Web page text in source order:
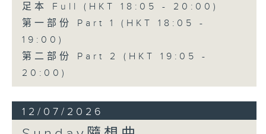
足本 Full (HKT 18:05 - 20:00)
第一部份 Part 1 (HKT 18:05 -
19:00)
第二部份 Part 2 (HKT 19:05 -
20:00)
12/07/2026